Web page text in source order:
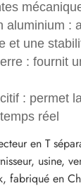
aluminium :
et une
: fournit
: permet
réel
en T
usine,
fabriqué en